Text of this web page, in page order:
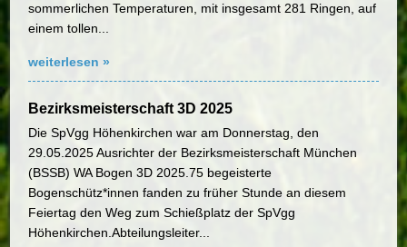
sommerlichen Temperaturen, mit insgesamt 281 Ringen, auf
einem tollen...
weiterlesen »
Bezirksmeisterschaft 3D 2025
Die SpVgg Höhenkirchen war am Donnerstag, den
29.05.2025 Ausrichter der Bezirksmeisterschaft München
(BSSB) WA Bogen 3D 2025.75 begeisterte
Bogenschütz*innen fanden zu früher Stunde an diesem
Feiertag den Weg zum Schießplatz der SpVgg
Höhenkirchen.Abteilungsleiter...